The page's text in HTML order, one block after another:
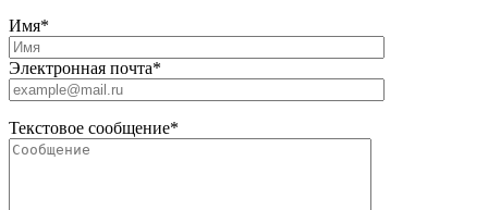
Имя*
Электронная почта*
Текстовое сообщение*